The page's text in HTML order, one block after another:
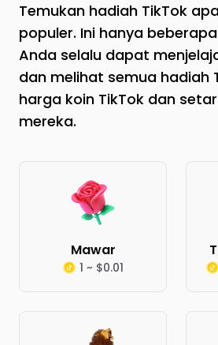
Temukan hadiah TikTok
populer. Ini hanya
Anda selalu dapat
dan melihat semua hadiah
harga koin TikTok dan
mereka.
Mawar
1 ~ $0.01